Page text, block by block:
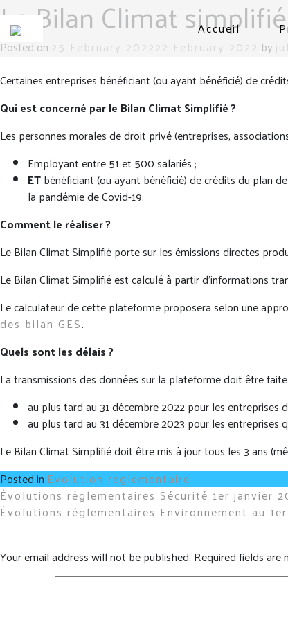
Accueil
Le Bilan Climat simplifié
Posted on 25 February 202222 February 2022 by
Certaines entreprises bénéficiant (ou ayant bénéficié) de
Qui est concerné par le Bilan Climat Simplifié ?
Les personnes morales de droit privé (entreprises,
Employant entre 51 et 500 salariés ;
ETbénéficiant (ou ayant bénéficié) de crédits du plan
la pandémie de Covid-19.
Comment le réaliser ?
Le Bilan Climat Simplifié porte sur les émissions directes
Le Bilan Climat Simplifié est calculé à partir d’informations
Le calculateur de cette plateforme proposera selon une
des bilan GES.
Quels sont les délais ?
La transmissions des données sur la plateforme doit être
au plus tard au 31 décembre 2022 pour les entreprises
au plus tard au 31 décembre 2023 pour les entreprises
Le Bilan Climat Simplifié doit être mis à jour tous les 3 ans
Posted in Evolution règlementaire
Post
navigation
Évolutions réglementaires Sécurité 1er janvier
Évolutions réglementaires Environnement au
Your email address will not be published. Required fields are